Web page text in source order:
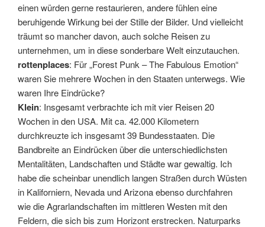
einen würden gerne restaurieren, andere fühlen eine
beruhigende Wirkung bei der Stille der Bilder. Und vielleicht
träumt so mancher davon, auch solche Reisen zu
unternehmen, um in diese sonderbare Welt einzutauchen.
rottenplaces: Für „Forest Punk – The Fabulous Emotion“
waren Sie mehrere Wochen in den Staaten unterwegs. Wie
waren Ihre Eindrücke?
Klein: Insgesamt verbrachte ich mit vier Reisen 20
Wochen in den USA. Mit ca. 42.000 Kilometern
durchkreuzte ich insgesamt 39 Bundesstaaten. Die
Bandbreite an Eindrücken über die unterschiedlichsten
Mentalitäten, Landschaften und Städte war gewaltig. Ich
habe die scheinbar unendlich langen Straßen durch Wüsten
in Kaliforniern, Nevada und Arizona ebenso durchfahren
wie die Agrarlandschaften im mittleren Westen mit den
Feldern, die sich bis zum Horizont erstrecken. Naturparks